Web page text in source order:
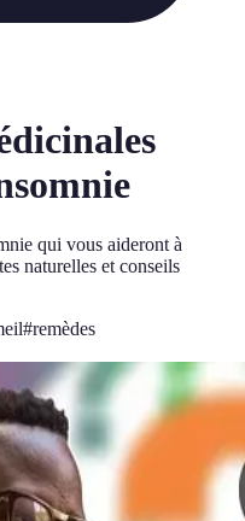
qui vous aideront à
naturelles et conseils
#remèdes